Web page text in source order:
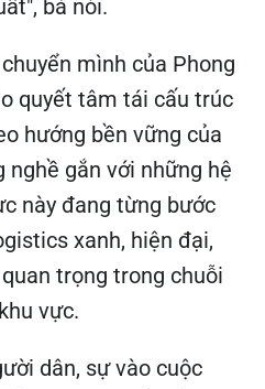
bà nói.
mình của Phong
quyết tâm tái cấu trúc
hướng bền vững của
nghề gắn với những hệ
này đang từng bước
xanh, hiện đại,
trọng trong chuỗi
vực.
dân, sự vào cuộc